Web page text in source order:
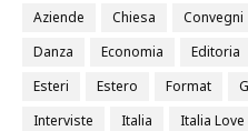
Aziende
Chiesa Convegni
Danza
Economia Editoria
Esteri
Estero Format
Interviste
Italia Italia Love